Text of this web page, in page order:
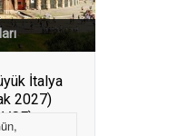
İtalya
2027)
,